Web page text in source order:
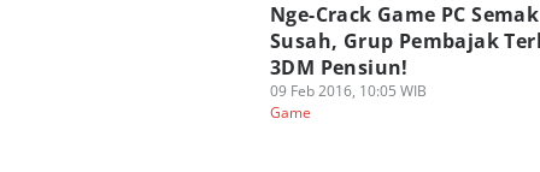
Nge-Crack Game PC
Susah, Grup Pembajak
3DM Pensiun!
09 Feb 2016, 10:05 WIB
Game